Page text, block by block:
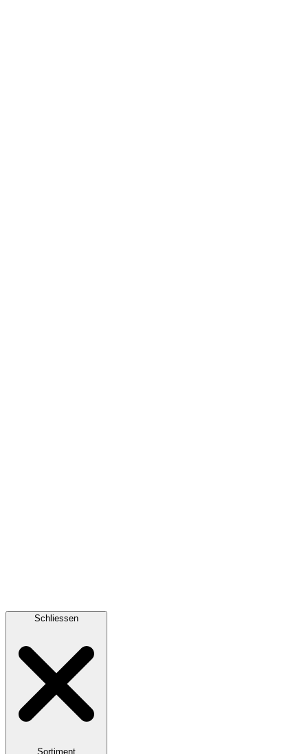
Schliessen
Sortiment